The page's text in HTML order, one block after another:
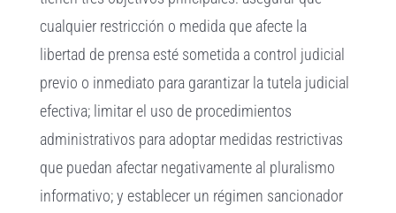
cualquier restricción o medida que afecte la
libertad de prensa esté sometida a control judicial
previo o inmediato para garantizar la tutela judicial
efectiva; limitar el uso de procedimientos
administrativos para adoptar medidas restrictivas
que puedan afectar negativamente al pluralismo
informativo; y establecer un régimen sancionador